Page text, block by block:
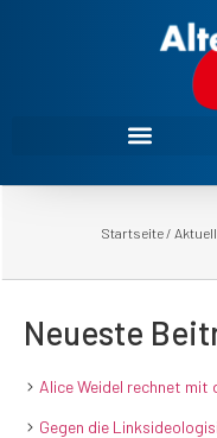
Startseite /
Neueste
Alice Weidel rechnet mit
Gegen die